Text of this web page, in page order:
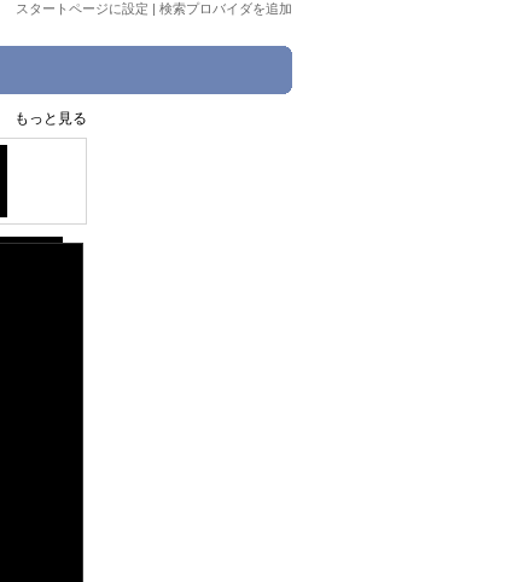
スタートページに設定 | 検索プロバイダを追加
もっと見る